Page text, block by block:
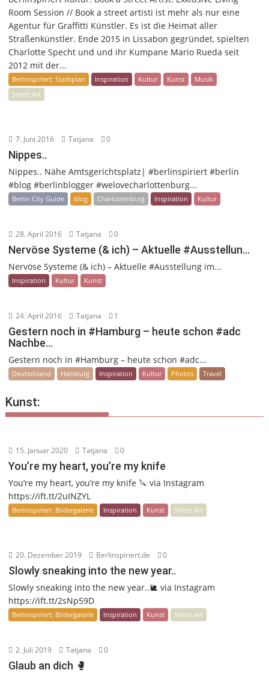
Room Session // Book a street artisti ist mehr als nur eine
Agentur für Graffitti Künstler. Es ist die Heimat aller
Straßenkünstler. Ende 2015 in Lissabon gegründet, spielten
Charlotte Specht und und ihr Kumpane Mario Rueda seit
2012 mit der...
Berlinspiriert: Stadtplan Inspiration Kultur Kunst
Musik
Street Art
7. Juni 2016 Tatjana 0
Nippes..
Nippes.. Nähe Amtsgerichtsplatz| #berlinspiriert #berlin
#blog #berlinblogger #welovecharlottenburg...
Berlin City Guide blog Charlottenburg Inspiration Kultur
28. April 2016 Tatjana 0
Nervöse Systeme (& ich) – Aktuelle #Ausstellun…
Nervöse Systeme (& ich) – Aktuelle #Ausstellung im...
Inspiration Kultur Kunst
24. April 2016 Tatjana 1
Gestern noch in #Hamburg – heute schon #adc
Nachbe…
Gestern noch in #Hamburg – heute schon #adc...
Deutschland Hamburg Inspiration Kultur Photos Travel
Kunst:
15. Januar 2020 Tatjana 0
You’re my heart, you’re my knife
You’re my heart, you’re my knife 🔪 via Instagram
https://ift.tt/2uINZYL
Berlinspiriert: Bildergalerie Inspiration Kunst Street Art
20. Dezember 2019 Berlinspiriert.de 0
Slowly sneaking into the new year..
Slowly sneaking into the new year..🐌 via Instagram
https://ift.tt/2sNp59D
Berlinspiriert: Bildergalerie Inspiration Kunst Street Art
2. Juli 2019 Tatjana 0
Glaub an dich 🥊